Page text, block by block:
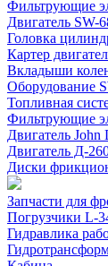
Фильтрующие
Двигатель SW-
Головка
Картер
Вкладыши
Оборудование
Топливная
Фильтрующие
Двигатель John
Двигатель Д-
Диски
Запчасти для
Погрузчики L-
Гидравлика